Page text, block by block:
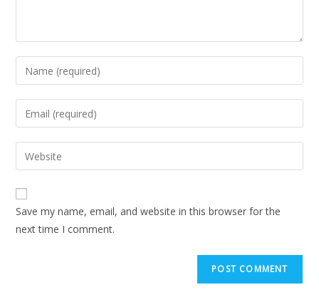
Save my name, email, and website in this browser for the
next time I comment.